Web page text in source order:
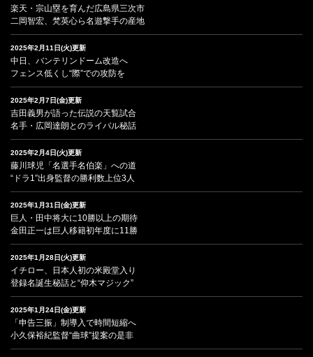
楽天・宗山塁を育んだ広島県三次市
二岡智宏、梵英心ら名遊撃手の産地
2025年2月11日(火)更新
中日、バンテリンドーム改造へ
フェンス低くし“際”での攻防を
2025年2月7日(金)更新
吉田義男が語った伝説の天覧試合
名手・広岡達朗とのライバル秘話
2025年2月4日(火)更新
藤川球児「名選手名伯楽」への道
“ドラ1”出身監督の勝利数上位3人
2025年1月31日(金)更新
巨人・田中将大に10勝以上の期待
金田正一は巨人移籍初年度に11勝
2025年1月28日(火)更新
イチロー、日本人初の米殿堂入り
登録名誕生秘話と“仰木マジック”
2025年1月24日(金)更新
「申告三振」制導入で時間短縮へ
小久保裕紀監督“曲球”提案の是非